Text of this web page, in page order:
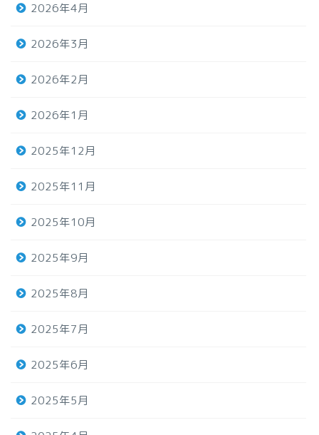
2026年4月
2026年3月
2026年2月
2026年1月
2025年12月
2025年11月
2025年10月
2025年9月
2025年8月
2025年7月
2025年6月
2025年5月